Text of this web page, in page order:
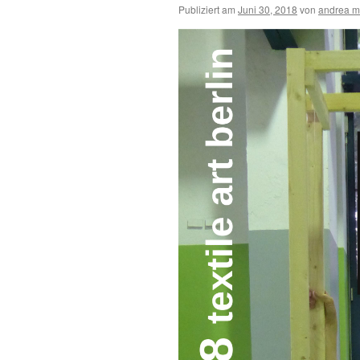
Publiziert am Juni 30, 2018 von andrea